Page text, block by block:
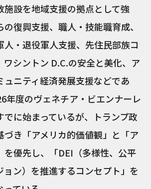
施設を地域支援の拠点として強
復興支援、職人・技能職育成、
人・退役軍人支援、先住民部族コ
ワシントン D.C.の安全と美化、ア
ュニティ経済発展支援などであ
年度のヴェネチア・ビエンナーレ
に始まっているが、トランプ政
づき「アメリカ的価値観」と「ア
を優先し、「DEI（多様性、公平
ョン）を推進するコンセプト」を